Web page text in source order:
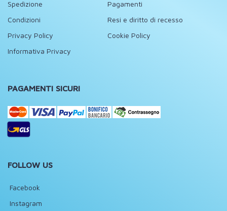
Spedizione
Pagamenti
Condizioni
Resi e diritto di recesso
Privacy Policy
Cookie Policy
Informativa Privacy
PAGAMENTI SICURI
FOLLOW US
Facebook
Instagram